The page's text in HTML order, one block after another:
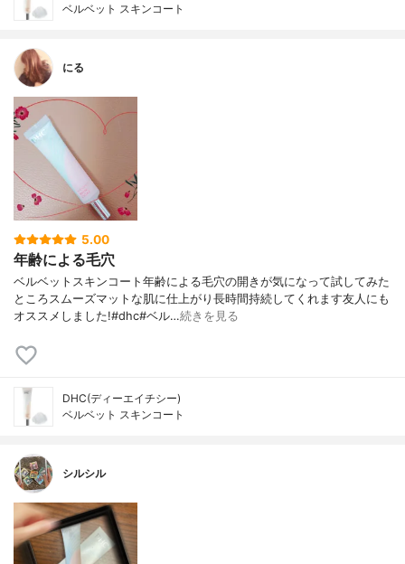
ベルベット スキンコート
にる
5.00
年齢による毛穴
ベルベットスキンコート年齢による毛穴の開きが気になって試してみた
ところスムーズマットな肌に仕上がり長時間持続してくれます友人にも
オススメしました!#dhc#ベル…続きを見る
DHC(ディーエイチシー)
ベルベット スキンコート
シルシル